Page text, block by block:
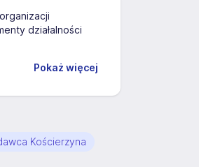
działalności
Pokaż więcej
Kościerzyna